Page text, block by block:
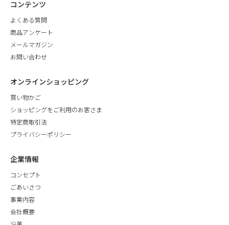
コンテンツ
よくある質問
商品アンケート
メールマガジン
お問い合わせ
オンラインショッピング
買い物かご
ショッピングをご利用のお客さま
特定商取引法
プライバシーポリシー
企業情報
コンセプト
ごあいさつ
事業内容
会社概要